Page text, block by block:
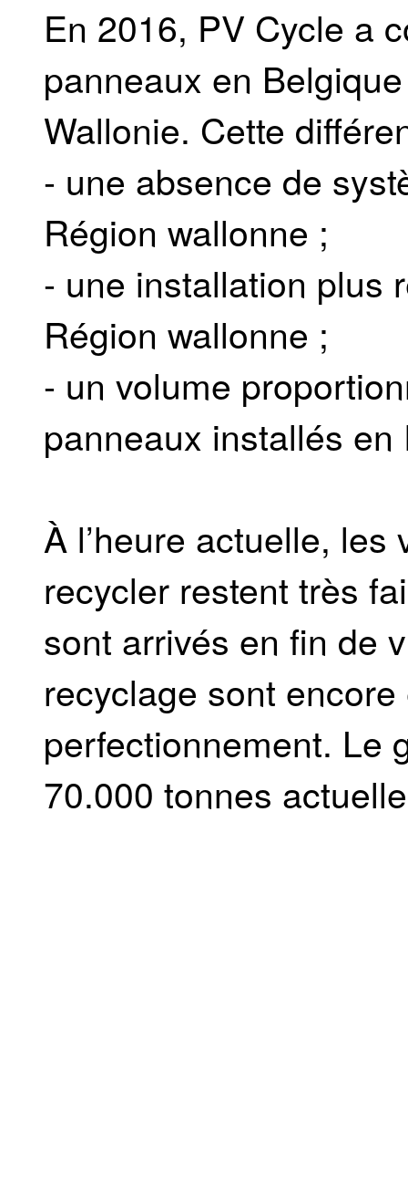
En 2016, PV Cycle a
panneaux en
Wallonie. Cette
- une absence de
Région wallonne ;
- une installation plus
Région wallonne ;
- un volume
panneaux installés
À l’heure actuelle,
recycler restent très
sont arrivés en fin de
recyclage sont
perfectionnement. Le
70.000 tonnes